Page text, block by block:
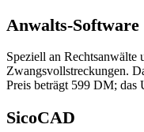
Anwalts-Software
Speziell an
Zwangsvollstreckungen.
Preis beträgt 599 DM;
SicoCAD